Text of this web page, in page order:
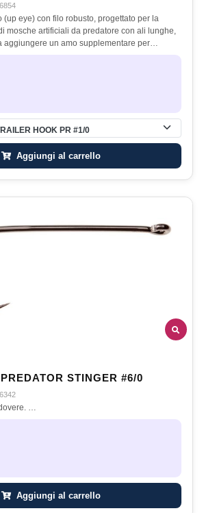
(up eye) con filo robusto, progettato per la
mosche artificiali da predatore con ali lunghe,
aggiungere un amo supplementare per…
HOOK PR #1/0
Aggiungi al carrello
STINGER #6/0
…
Aggiungi al carrello